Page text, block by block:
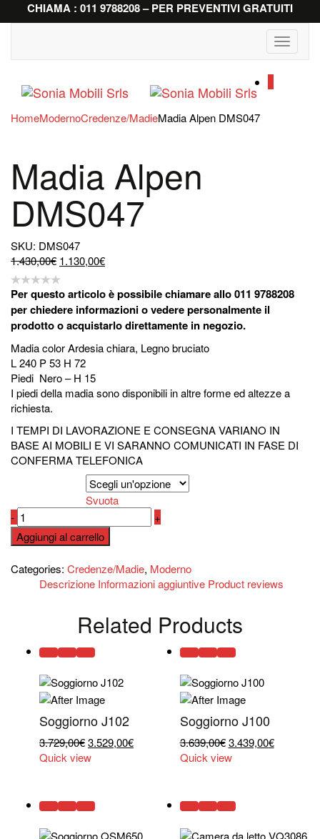
CHIAMA : 011 9788208 – PER PREVENTIVI GRATUITI
Toggle
HomeModernoCredenze/MadieMadia Alpen DMS047
Madia Alpen
DMS047
SKU: DMS047
1.430,00€ Il
prezzo
originale
era:
1.430,00€.
1.130,00€Il
attuale
è:
1.130,00€.
Per questo articolo è possibile chiamare allo 011 9788208
per chiedere informazioni o vedere personalmente il
prodotto o acquistarlo direttamente in negozio.
Madia color Ardesia chiara, Legno bruciato
L 240 P 53 H 72
Piedi Nero – H 15
I piedi della madia sono disponibili in altre forme ed altezze a
richiesta.
I TEMPI DI LAVORAZIONE E CONSEGNA VARIANO IN
BASE AI MOBILI E VI SARANNO COMUNICATI IN FASE DI
CONFERMA TELEFONICA
Svuota
-Madia
Alpen
DMS047
+
Aggiungi al carrello
Categories: Credenze/Madie, Moderno
Descrizione Informazioni aggiuntive Product reviews
Related Products
Soggiorno J102
3.729,00€Il
prezzo
3.729,00€.
3.529,00€Il
3.529,00€.
Quick view
Soggiorno J100
3.639,00€ Il
prezzo
3.639,00€.
3.439,00€Il
Quick view